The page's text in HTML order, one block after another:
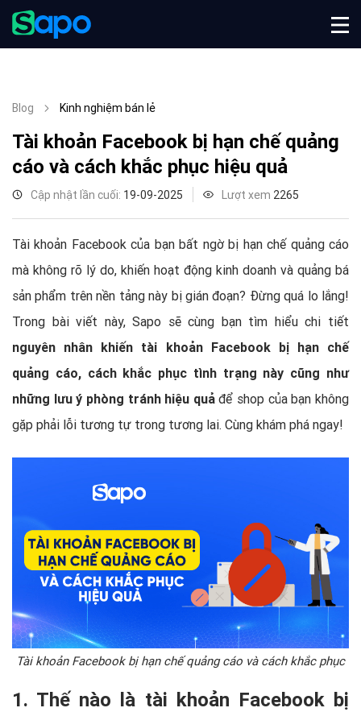
Blog Kinh nghiệm bán lẻ
Tài khoản Facebook bị hạn chế quảng
cáo và cách khắc phục hiệu quả
Cập nhật lần cuối: 19-09-2025 Lượt xem 2265
Tài khoản Facebook của bạn bất ngờ bị hạn chế quảng cáo
mà không rõ lý do, khiến hoạt động kinh doanh và quảng bá
sản phẩm trên nền tảng này bị gián đoạn? Đừng quá lo lắng!
Trong bài viết này, Sapo sẽ cùng bạn tìm hiểu chi tiết
nguyên nhân khiến tài khoản Facebook bị hạn chế
quảng cáo, cách khắc phục tình trạng này cũng như
những lưu ý phòng tránh hiệu quảđể shop của bạn không
gặp phải lỗi tương tự trong tương lai. Cùng khám phá ngay!
Tài khoản Facebook bị hạn chế quảng cáo và cách khắc phục
1. Thế nào là tài khoản Facebook bị